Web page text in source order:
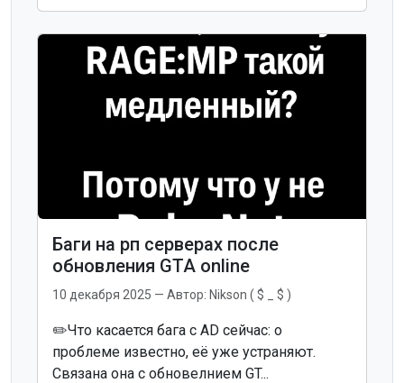
Баги на рп серверах после
обновления GTA online
10 декабря 2025 — Автор: Nikson ( $ _ $ )
✏️Что касается бага с AD сейчас: о
проблеме известно, её уже устраняют.
Связана она с обновелнием GT...